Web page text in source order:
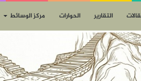
التقارير الحوارات مركز الوسائط